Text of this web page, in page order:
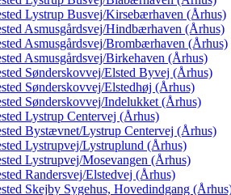
Lystrup Busvej/Kirsebærhaven (Århus)
Asmusgårdsvej/Hindbærhaven (Århus)
Asmusgårdsvej/Brombærhaven (Århus)
Asmusgårdsvej/Birkehaven (Århus)
Sønderskovvej/Elsted Byvej (Århus)
Sønderskovvej/Elstedhøj (Århus)
Sønderskovvej/Indelukket (Århus)
Lystrup Centervej (Århus)
Bystævnet/Lystrup Centervej (Århus)
Lystrupvej/Lystruplund (Århus)
Lystrupvej/Mosevangen (Århus)
Randersvej/Elstedvej (Århus)
Skejby Sygehus, Hovedindgang